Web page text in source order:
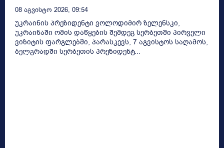
08 Აგვისტო 2026, 09:54
უკრაინის პრეზიდენტი ვოლოდიმირ ზელენსკი,
უკრაინაში ომის დაწყების შემდეგ სერბეთში პირველი
ვიზიტის ფარგლებში, პარასკევს, 7 აგვისტოს საღამოს,
ბელგრადში სერბეთის პრეზიდენტ...